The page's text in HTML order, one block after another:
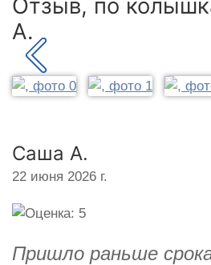
Отзыв, по
А.
Саша А.
22 июня 2026 г.
Пришло раньше